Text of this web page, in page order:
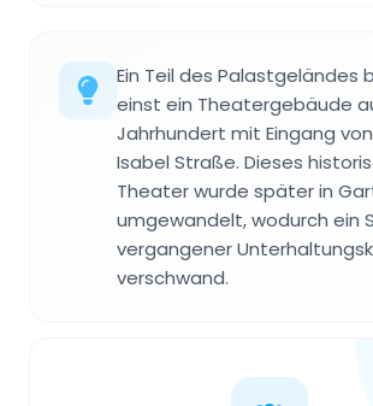
Ein Teil des Palastgeländes
einst ein Theatergebäude
Jahrhundert mit Eingang
Isabel Straße. Dieses
Theater wurde später in
umgewandelt, wodurch ein
vergangener
verschwand.